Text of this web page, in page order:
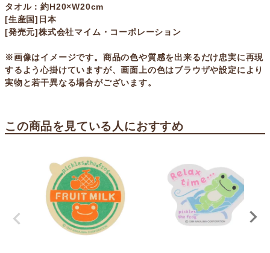
タオル：約H20×W20cm
[生産国]日本
[発売元]株式会社マイム・コーポレーション
※画像はイメージです。商品の色や質感を出来るだけ忠実に再現
するよう心掛けていますが、画面上の色はブラウザや設定により
実物と若干異なる場合がございます。
この商品を見ている人におすすめ